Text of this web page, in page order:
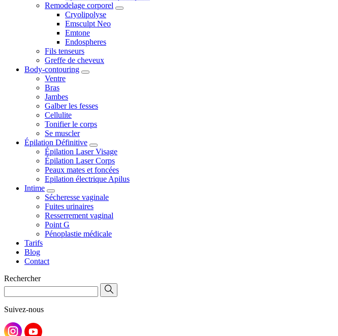
Remodelage corporel
Cryolipolyse
Emsculpt Neo
Emtone
Endospheres
Fils tenseurs
Greffe de cheveux
Body-contouring
Ventre
Bras
Jambes
Galber les fesses
Cellulite
Tonifier le corps
Se muscler
Épilation Définitive
Épilation Laser Visage
Épilation Laser Corps
Peaux mates et foncées
Epilation électrique Apilus
Intime
Sécheresse vaginale
Fuites urinaires
Resserrement vaginal
Point G
Pénoplastie médicale
Tarifs
Blog
Contact
Rechercher
Suivez-nous